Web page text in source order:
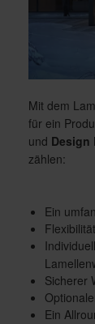
Mit dem
für ein
und Design
zählen:
Ein
Sicherer
Ein